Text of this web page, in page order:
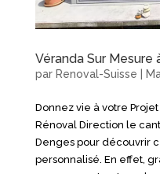
Véranda Sur Mesure
par Renoval-Suisse
Donnez vie à votre
Rénoval Direction le
Denges pour découvrir
personnalisé. En effet,